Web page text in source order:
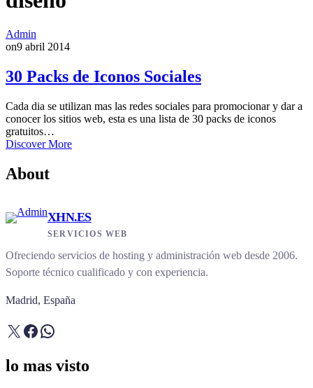
Admin
on9 abril 2014
30 Packs de Iconos Sociales
Cada dia se utilizan mas las redes sociales para promocionar y dar a
conocer los sitios web, esta es una lista de 30 packs de iconos
gratuitos…
Discover More
About
XHN.ES
SERVICIOS WEB
Ofreciendo servicios de hosting y administración web desde 2006.
Soporte técnico cualificado y con experiencia.
Madrid, España
X Facebook
WhatsApp
lo mas visto